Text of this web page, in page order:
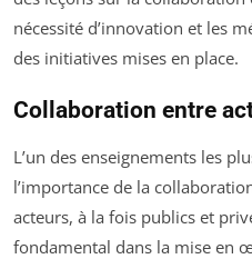
nécessité d’innovation et les
des initiatives mises en place.
Collaboration entre
L’un des enseignements les
l’importance de la
acteurs, à la fois publics et
fondamental dans la mise en